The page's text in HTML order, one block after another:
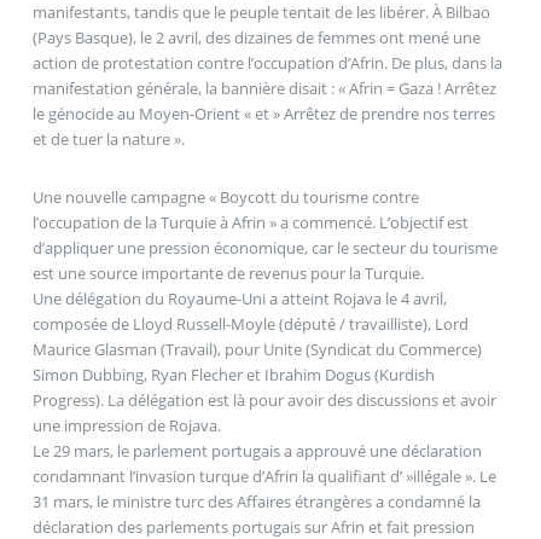
manifestants, tandis que le peuple tentait de les libérer. À Bilbao
(Pays Basque), le 2 avril, des dizaines de femmes ont mené une
action de protestation contre l’occupation d’Afrin. De plus, dans la
manifestation générale, la bannière disait : « Afrin = Gaza ! Arrêtez
le génocide au Moyen-Orient « et » Arrêtez de prendre nos terres
et de tuer la nature ».
Une nouvelle campagne « Boycott du tourisme contre
l’occupation de la Turquie à Afrin » a commencé. L’objectif est
d’appliquer une pression économique, car le secteur du tourisme
est une source importante de revenus pour la Turquie.
Une délégation du Royaume-Uni a atteint Rojava le 4 avril,
composée de Lloyd Russell-Moyle (député / travailliste), Lord
Maurice Glasman (Travail), pour Unite (Syndicat du Commerce)
Simon Dubbing, Ryan Flecher et Ibrahim Dogus (Kurdish
Progress). La délégation est là pour avoir des discussions et avoir
une impression de Rojava.
Le 29 mars, le parlement portugais a approuvé une déclaration
condamnant l’invasion turque d’Afrin la qualifiant d’ »illégale ». Le
31 mars, le ministre turc des Affaires étrangères a condamné la
déclaration des parlements portugais sur Afrin et fait pression